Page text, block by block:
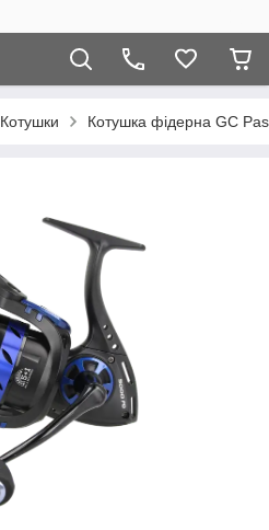
Котушки Котушка фідерна GC